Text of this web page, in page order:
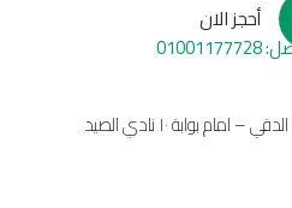
أحجز الان